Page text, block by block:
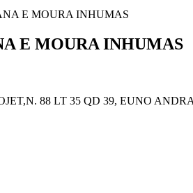
E MOURA INHUMAS
E MOURA INHUMAS
88 LT 35 QD 39, EUNO